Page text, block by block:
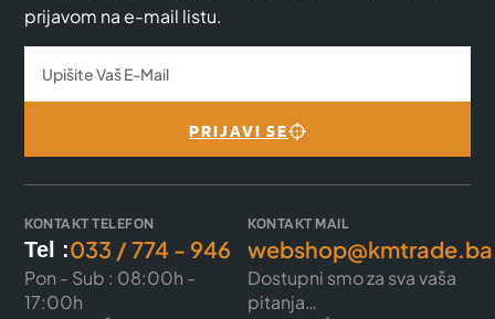
prijavom na e-mail listu.
PRIJAVI SE
KONTAKT TELEFON
Tel :033 / 774 - 946
Pon - Sub : 08:00h -
17:00h
KONTAKT MAIL
webshop@kmtrade.ba
Dostupni smo za sva vaša
pitanja…